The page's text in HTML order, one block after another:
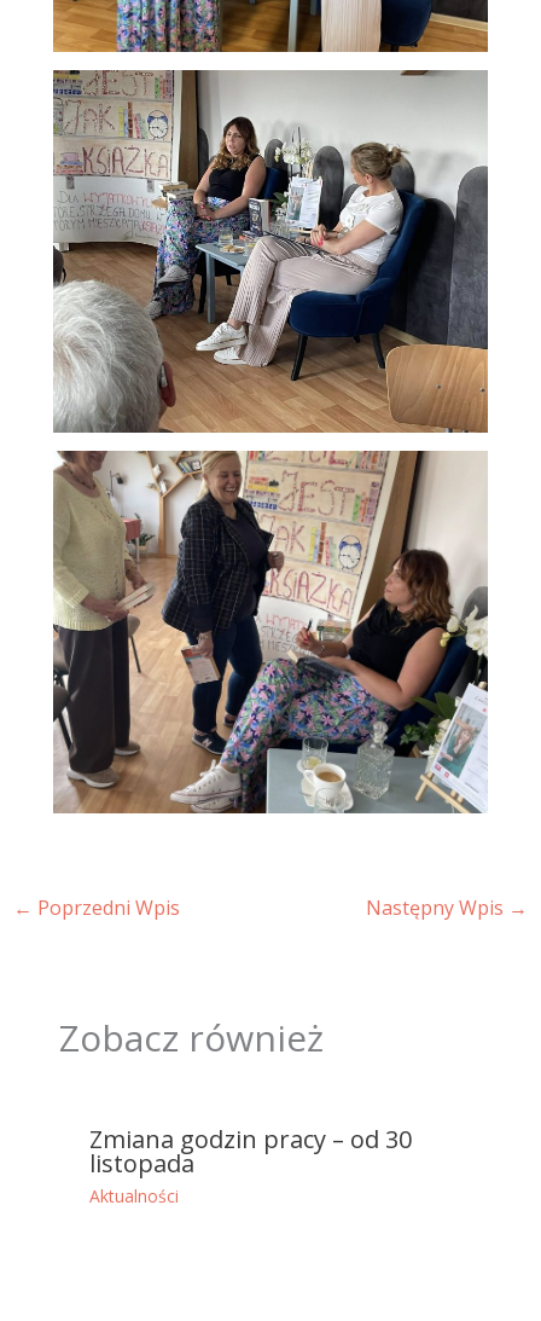
← Poprzedni Wpis Następny Wpis →
Zobacz również
Zmiana godzin pracy – od 30
listopada
Aktualności